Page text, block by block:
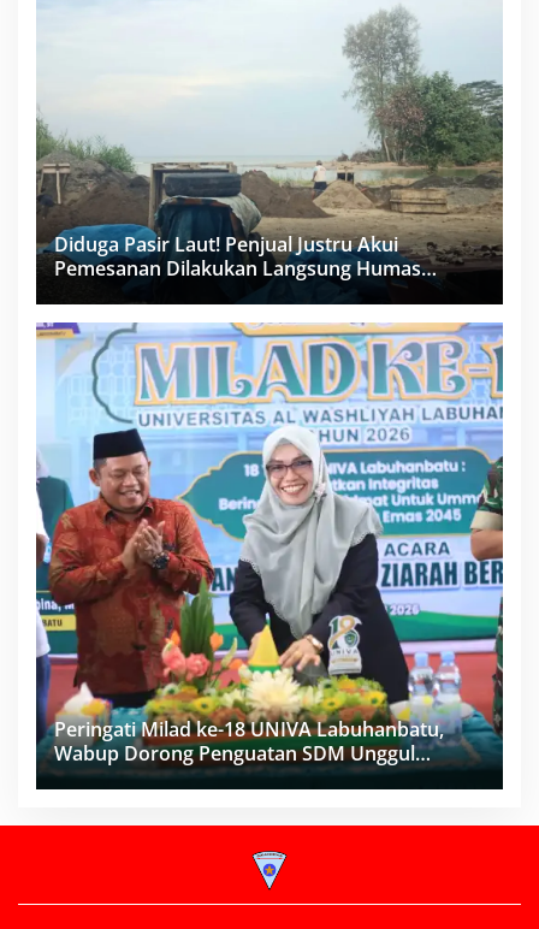
Diduga Pasir Laut! Penjual Justru Akui
Pemesanan Dilakukan Langsung Humas
Peringati Milad ke-18 UNIVA Labuhanbatu,
Wabup Dorong Penguatan SDM Unggul
Menuju Indonesia Emas 2045